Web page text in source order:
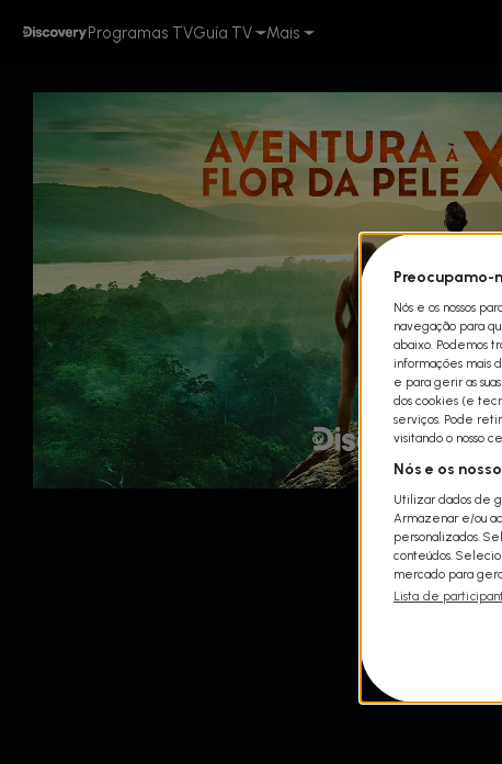
Programas TVGuía TV Mais
Preocupamo-
Nós e os nossos
navegação para
abaixo. Podemos
informações mais
e para gerir as
dos cookies (e
serviços. Pode
visitando o nosso
Nós e os
Utilizar dados de
Armazenar e/ou
personalizados.
conteúdos.
mercado para
Lista de